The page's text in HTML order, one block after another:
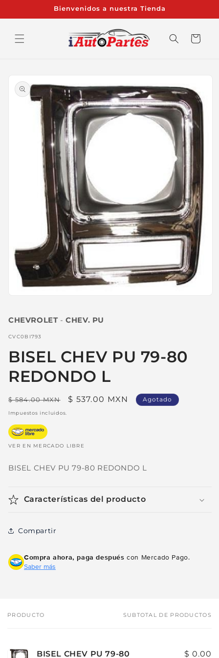
directamente
al contenido
Bienvenidos a nuestra Tienda
Carrito
a la
información
del producto
1
una
modal
CHEVROLET-CHEV. PU
SKU:
CVC0BI793
BISEL CHEV PU 79-80
REDONDO L
Precio
habitual
$ 584.00 MXN
Precio
$ 537.00 MXN Agotado
Impuestos incluidos.
VER EN MERCADO LIBRE
BISEL CHEV PU 79-80 REDONDO L
Características del producto
Compartir
Compra ahora, paga después con Mercado Pago.
Saber más
Tu
PRODUCTO SUBTOTAL DE PRODUCTOS
BISEL CHEV PU 79-80
$ 0.00